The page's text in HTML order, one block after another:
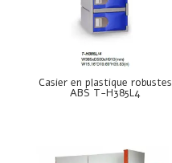
Casier en plastique robustes
ABS T-H385L4